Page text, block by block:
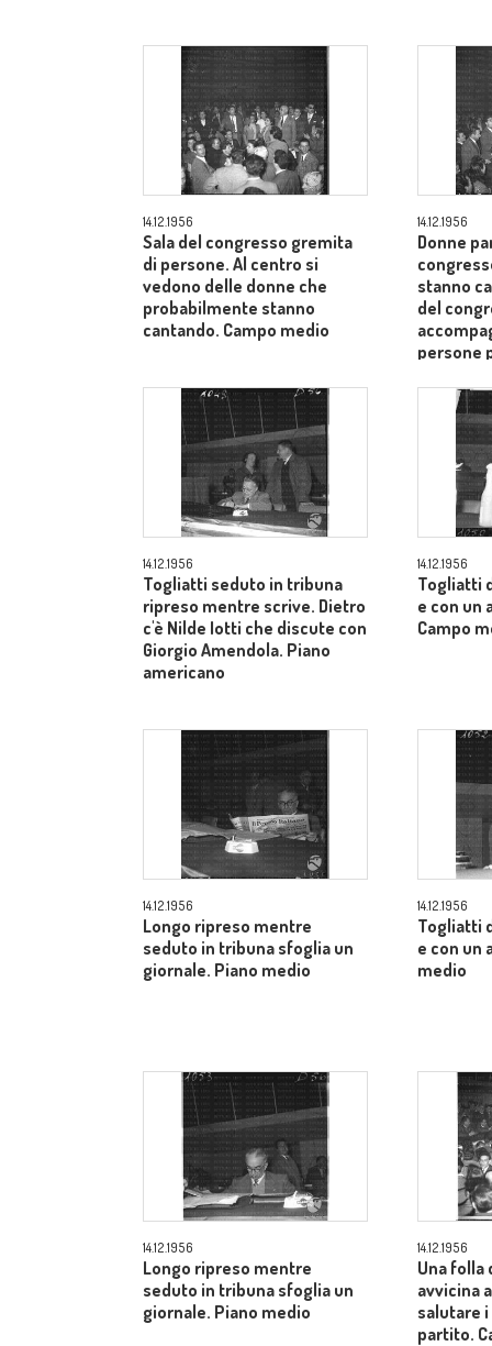
14.12.1956
Sala del congresso gremita
di persone. Al centro si
vedono delle donne che
probabilmente stanno
cantando. Campo medio
14.12.1956
Donne
stanno
del
persone
14.12.1956
Togliatti seduto in tribuna
ripreso mentre scrive. Dietro
c'è Nilde Iotti che discute con
Giorgio Amendola. Piano
americano
14.12.1956
Togliatti
e con un
Campo
14.12.1956
Longo ripreso mentre
seduto in tribuna sfoglia un
giornale. Piano medio
14.12.1956
Togliatti
e con un
medio
14.12.1956
Longo ripreso mentre
seduto in tribuna sfoglia un
giornale. Piano medio
14.12.1956
Una folla
avvicina
salutare
partito.